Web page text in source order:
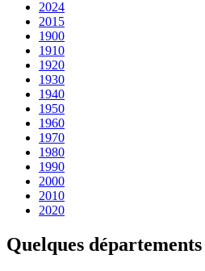
2024
2015
1900
1910
1920
1930
1940
1950
1960
1970
1980
1990
2000
2010
2020
Quelques départements